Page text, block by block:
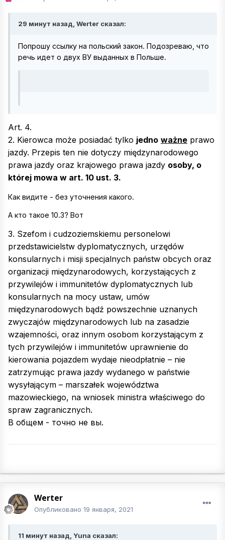
29 минут назад, Werter сказал:
Попрошу ссылку на польский закон. Подозреваю, что
речь идет о двух ВУ выданных в Польше.
Art. 4.
2. Kierowca może posiadać tylko jedno ważne prawo
jazdy. Przepis ten nie dotyczy międzynarodowego
prawa jazdy oraz krajowego prawa jazdy osoby, o
której mowa w art. 10 ust. 3.
Как видите - без уточнения какого.
А кто такое 10.3? Вот
3. Szefom i cudzoziemskiemu personelowi
przedstawicielstw dyplomatycznych, urzędów
konsularnych i misji specjalnych państw obcych oraz
organizacji międzynarodowych, korzystających z
przywilejów i immunitetów dyplomatycznych lub
konsularnych na mocy ustaw, umów
międzynarodowych bądź powszechnie uznanych
zwyczajów międzynarodowych lub na zasadzie
wzajemności, oraz innym osobom korzystającym z
tych przywilejów i immunitetów uprawnienie do
kierowania pojazdem wydaje nieodpłatnie – nie
zatrzymując prawa jazdy wydanego w państwie
wysyłającym – marszałek województwa
mazowieckiego, na wniosek ministra właściwego do
spraw zagranicznych.
В общем - точно не вы.
Werter
Опубликовано 19 января, 2021
11 минут назад, Yuna сказал: